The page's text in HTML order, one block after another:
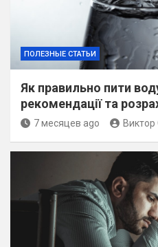
ПОЛЕЗНЫЕ СТАТЬИ
Як правильно пити
рекомендації та
7 месяцев ago Виктор